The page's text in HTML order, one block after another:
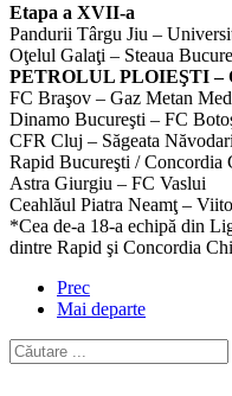
Etapa a XVII-a
Pandurii Târgu Jiu –
Oţelul Galaţi – Steaua
PETROLUL PLOIEŞTI –
FC Braşov – Gaz Metan
Dinamo Bucureşti – FC
CFR Cluj – Săgeata Năvodari
Rapid Bucureşti / Concordia
Astra Giurgiu – FC Vaslui
Ceahlăul Piatra Neamţ –
*Cea de-a 18-a echipă din
dintre Rapid şi Concordia
Prec
Mai departe